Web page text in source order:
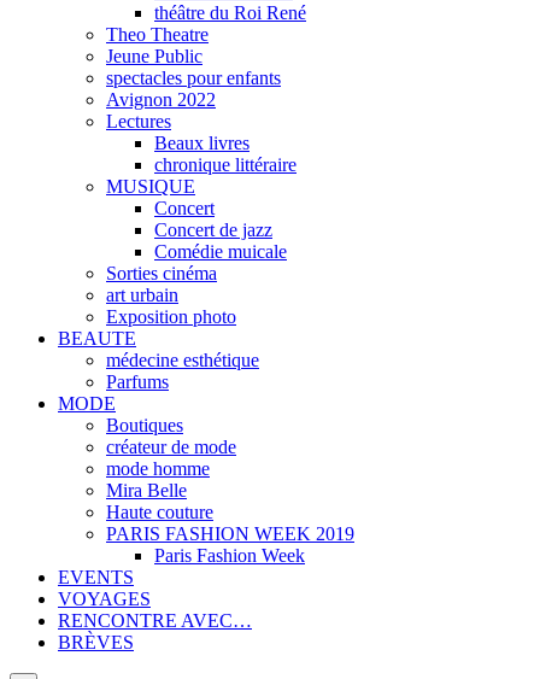
théâtre du Roi René
Theo Theatre
Jeune Public
spectacles pour enfants
Avignon 2022
Lectures
Beaux livres
chronique littéraire
MUSIQUE
Concert
Concert de jazz
Comédie muicale
Sorties cinéma
art urbain
Exposition photo
BEAUTE
médecine esthétique
Parfums
MODE
Boutiques
créateur de mode
mode homme
Mira Belle
Haute couture
PARIS FASHION WEEK 2019
Paris Fashion Week
EVENTS
VOYAGES
RENCONTRE AVEC…
BRÈVES